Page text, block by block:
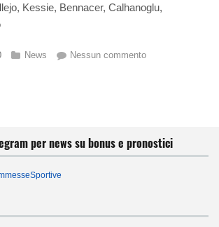
Kessie, Bennacer, Calhanoglu,
News Nessun commento
per news su bonus e pronostici